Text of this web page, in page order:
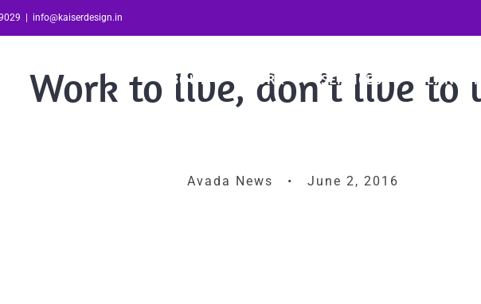
info@kaiserdesign.in
ABOUT WORK SERVICES PLAN A
Work to live, don’t live to
Avada News • June 2, 2016